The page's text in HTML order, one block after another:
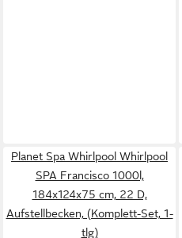
Planet Spa Whirlpool Whirlpool
SPA Francisco 1000l,
184x124x75 cm, 22 D,
Aufstellbecken, (Komplett-Set, 1-
tlg)